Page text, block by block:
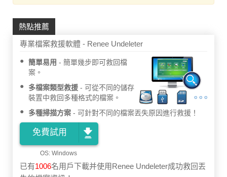
熱點推薦
專業檔案救援軟體 - Renee Undeleter
簡單易用
簡單幾步即可救回檔
案。
多檔案類型救援
可從不同的儲存
裝置中救回多種格式的檔案。
多種掃描方案
可針對不同的檔案丟失原因進行救援！
免費試用
已有1006名用戶下載并使用Renee Undeleter成功救回丟